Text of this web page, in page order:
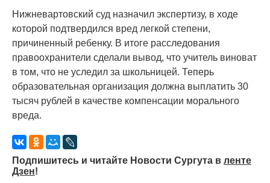
Нижневартовский суд назначил экспертизу, в ходе
которой подтвердился вред легкой степени,
причиненный ребенку. В итоге расследования
правоохранители сделали вывод, что учитель виноват
в том, что не уследил за школьницей. Теперь
образовательная организация должна выплатить 30
тысяч рублей в качестве компенсации морального
вреда.
Подпишитесь и читайте Новости Сургута в ленте
Дзен!